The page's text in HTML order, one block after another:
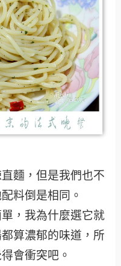
麵，但是我們也不
料倒是相同。
，我為什麼選它就
算濃郁的味道，所
會衝突吧。